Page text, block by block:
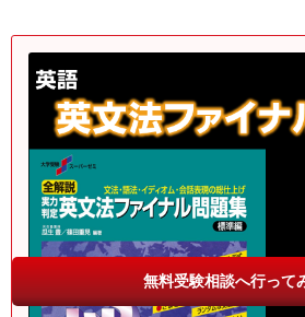
無料受験相談へ行って